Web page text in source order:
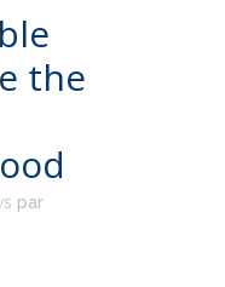
the
par